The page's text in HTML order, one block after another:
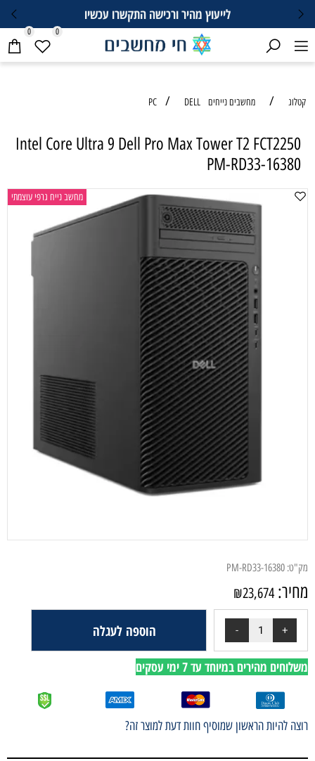
לייעוץ מהיר ורכישה התקשרו עכשיו
מחשבים נייחים PC DELL
Intel Core Ultra 9 Dell Pro Max Tower T2 FCT2250
PM-RD33-16380
מחשב נייח גרפי עוצמתי
PM-RD33-16380
₪23,674
הוספה לעגלה
מהירים במיוחד עד 7 ימי עסקים
להיות הראשון שמוסיף חוות דעת למוצר זה?